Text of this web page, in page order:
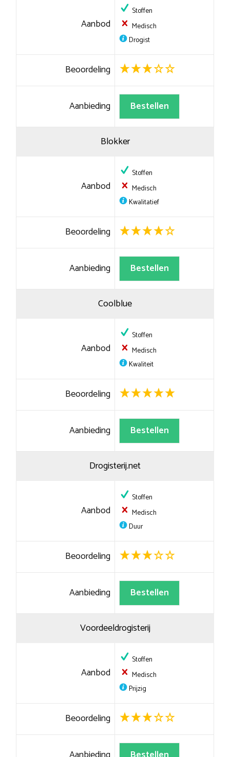
Aanbod
Stoffen
Medisch
Drogist
Beoordeling
Aanbieding Bestellen
Blokker
Aanbod
Stoffen
Medisch
Kwalitatief
Beoordeling
Aanbieding Bestellen
Coolblue
Aanbod
Stoffen
Medisch
Kwaliteit
Beoordeling
Aanbieding Bestellen
Drogisterij.net
Aanbod
Stoffen
Medisch
Duur
Beoordeling
Aanbieding Bestellen
Voordeeldrogisterij
Aanbod
Stoffen
Medisch
Prijzig
Beoordeling